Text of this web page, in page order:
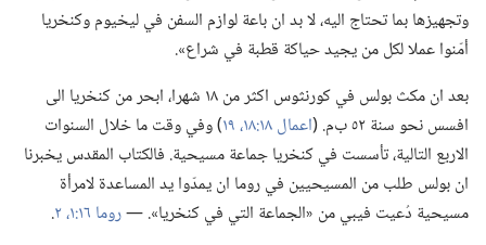
وتجهيزها بما تحتاج اليه،‏ لا بد ان باعة لوازم السفن في ليخيوم وكنخريا
أمّنوا عملا لكل من يجيد حياكة قطبة في شراع».‏
بعد ان مكث بولس في كورنثوس اكثر من ١٨ شهرا،‏ ابحر من كنخريا الى
افسس نحو سنة ٥٢ ب‌م.‏ (‏
اعمال ١٨:‏١٨،‏ ١٩
‏)‏ وفي وقت ما خلال السنوات
الاربع التالية،‏ تأسست في كنخريا جماعة مسيحية.‏ فالكتاب المقدس يخبرنا
ان بولس طلب من المسيحيين في روما ان يمدّوا يد المساعدة لامرأة
مسيحية دُعيت فيبي من «الجماعة التي في كنخريا».‏ —‏روما ١٦:‏١،‏ ٢
‏.‏